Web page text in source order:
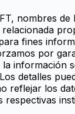
nombres
fines
por
información
detalles
reflejar los
respectivas